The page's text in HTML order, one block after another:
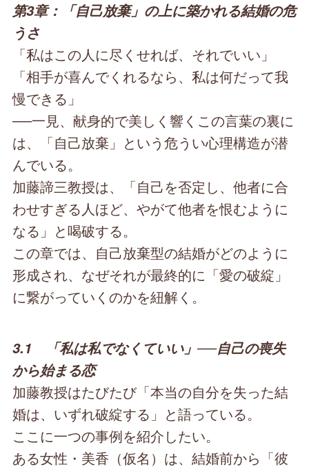
第3章：「自己放棄」の上に築かれる結婚の危
うさ
「私はこの人に尽くせれば、それでいい」
「相手が喜んでくれるなら、私は何だって我
慢できる」
──一見、献身的で美しく響くこの言葉の裏に
は、「自己放棄」という危うい心理構造が潜
んでいる。
加藤諦三教授は、「自己を否定し、他者に合
わせすぎる人ほど、やがて他者を恨むように
なる」と喝破する。
この章では、自己放棄型の結婚がどのように
形成され、なぜそれが最終的に「愛の破綻」
に繋がっていくのかを紐解く。
3.1 「私は私でなくていい」──自己の喪失
から始まる恋
加藤教授はたびたび「本当の自分を失った結
婚は、いずれ破綻する」と語っている。
ここに一つの事例を紹介したい。
ある女性・美香（仮名）は、結婚前から「彼